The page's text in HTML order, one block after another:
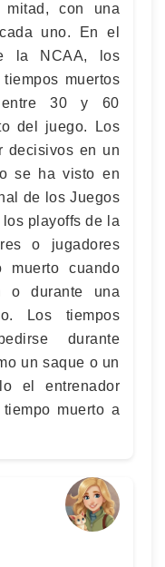
con una
uno. En el
la NCAA, los
muertos
entre 30 y 60
del juego. Los
decisivos en un
se ha visto en
de los Juegos
playoffs de la
o jugadores
muerto cuando
o durante una
Los tiempos
durante
un saque o un
el entrenador
muerto a